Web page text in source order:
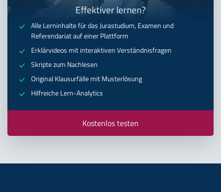
Effektiver lernen?
Alle Lerninhalte für das Jurastudium, Examen und
Referendariat auf einer Plattform
Erklärvideos mit interaktiven Verständnisfragen
Skripte zum Nachlesen
Original Klausurfälle mit Musterlösung
Hilfreiche Lern-Analytics
Kostenlos testen